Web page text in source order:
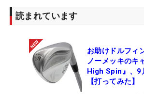
読まれています
お助けドルフィ
ノーメッキのキ
High Spin』、9
【打ってみた】